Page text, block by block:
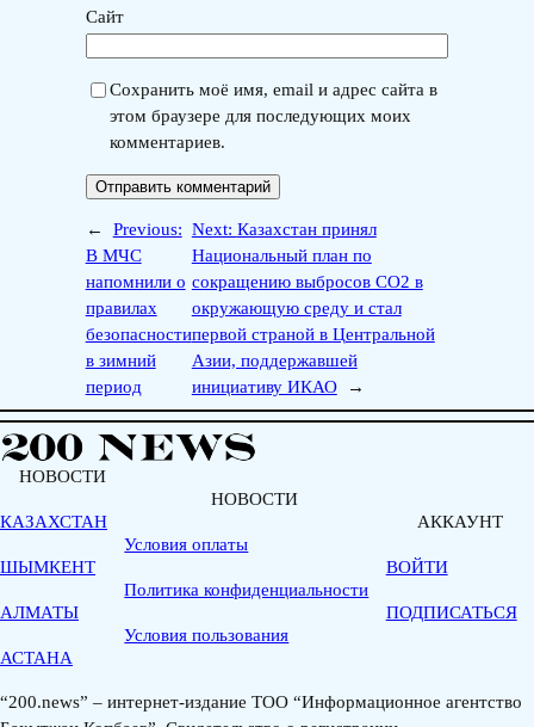
Сайт
Сохранить моё имя, email и адрес сайта в
этом браузере для последующих моих
комментариев.
←
Previous:
В МЧС
напомнили о
правилах
безопасности
в зимний
период
Next: Казахстан принял
Национальный план по
сокращению выбросов CO2 в
окружающую среду и стал
первой страной в Центральной
Азии, поддержавшей
инициативу ИКАО
→
НОВОСТИ
КАЗАХСТАН
ШЫМКЕНТ
АЛМАТЫ
АСТАНА
НОВОСТИ
Условия оплаты
Политика конфиденциальности
Условия пользования
АККАУНТ
ВОЙТИ
ПОДПИСАТЬСЯ
“200.news” – интернет-издание ТОО “Информационное агентство